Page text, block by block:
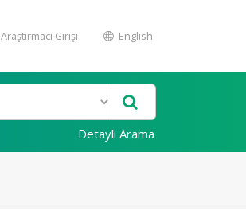
Araştırmacı Girişi English
Detaylı Arama